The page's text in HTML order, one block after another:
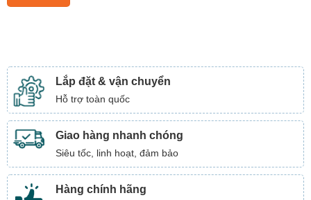
Lắp đặt & vận chuyển
Hỗ trợ toàn quốc
Giao hàng nhanh chóng
Siêu tốc, linh hoạt, đảm bảo
Hàng chính hãng